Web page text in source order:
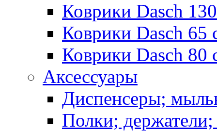
Коврики Dasch
Коврики Dasch 65
Коврики Dasch 80
Аксессуары
Диспенсеры;
Полки;